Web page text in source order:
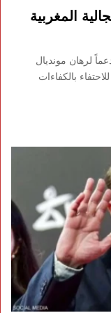
المغربية
لرهان مونديال
بالكفاءات